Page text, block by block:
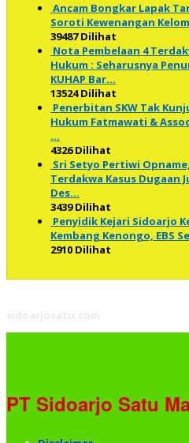
Ancam Bongkar Lapak
Soroti Kewenangan
39487 Dilihat
Nota Pembelaan 4
Hukum : Seharusnya
KUHAP Bar…
13524 Dilihat
Penerbitan SKW Tak
Hukum Fatmawati &
…
4326 Dilihat
Sri Setyo Pertiwi
Terdakwa Kasus Dugaan
Des…
3439 Dilihat
Penyidik Kejari Sidoarjo
Kembang Kenongo, EBS
2910 Dilihat
PT Sidoarjo Satu